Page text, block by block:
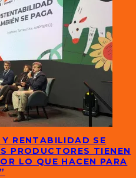
RENTABILIDAD SE
PRODUCTORES TIENEN
LO QUE HACEN PARA